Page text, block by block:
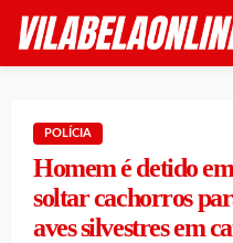
POLÍCIA
Homem é detido
soltar cachorros
aves silvestres em